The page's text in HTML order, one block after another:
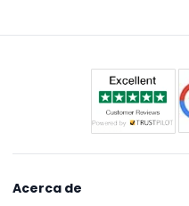
nuevas experiencias
Acerca de